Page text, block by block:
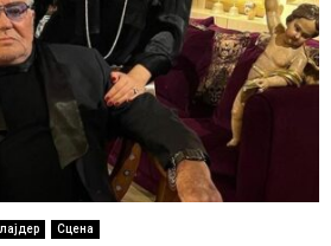
Сцена